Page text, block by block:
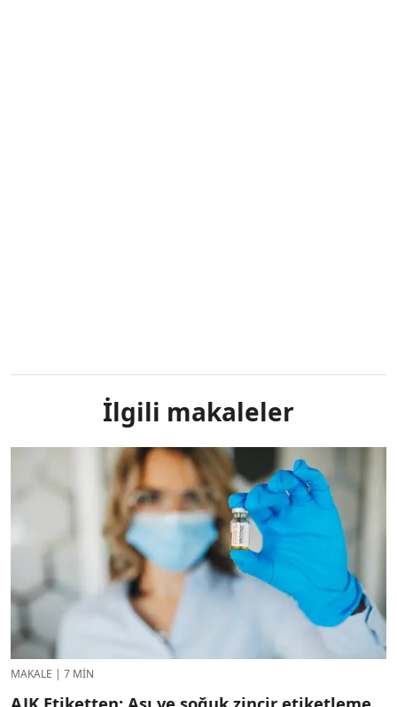
İlgili makaleler
MAKALE | 7 MIN